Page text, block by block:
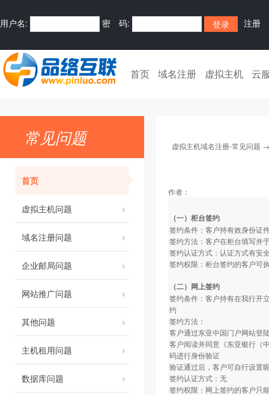
用户名: 密 码: 注册
首页 域名注册 虚拟主机 云
常见问题
首页
虚拟主机问题
域名注册问题
企业邮局问题
网站推广问题
其他问题
主机租用问题
数据库问题
虚拟主机域名注册-常见问题
作者：
（一）柜台签约
签约条件：客户持有效身份证
签约方法：客户在柜台填写并
签约认证方式：认证方式有安
签约权限：柜台签约的客户可
（二）网上签约
签约条件：客户持有在我行开
约
签约方法：
客户通过东亚中国门户网站登
客户阅读并同意《东亚银行（
码进行身份验证
验证通过后，客户可自行设置
签约认证方式：无
签约权限：网上签约的客户只